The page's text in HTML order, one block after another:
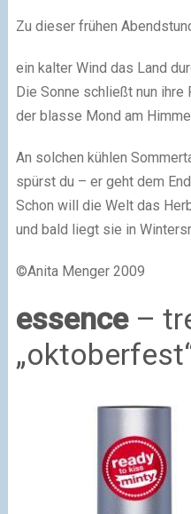
Zu dieser frühen
ein kalter Wind das Land
Die Sonne schließt nun ihre
der blasse Mond am
An solchen kühlen
spürst du – er geht dem
Schon will die Welt das
und bald liegt sie in
©Anita Menger 2009
essence–